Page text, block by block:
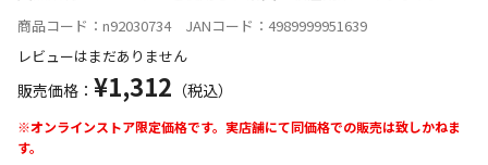
商品コード：n92030734 JANコード：4989999951639
レビューはまだありません
販売価格： ¥1,312 （税込）
※オンラインストア限定価格です。実店舗にて同価格での販売は致しかねま
す。